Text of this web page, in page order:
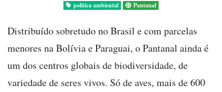
política ambiental
Pantanal
Distribuído sobretudo no Brasil e com parcelas
menores na Bolívia e Paraguai, o Pantanal ainda é
um dos centros globais de biodiversidade, de
variedade de seres vivos. Só de aves, mais de 600